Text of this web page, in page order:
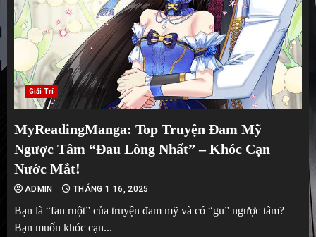
Giải Trí
MyReadingManga: Top Truyện Đam Mỹ
Ngược Tâm “Đau Lòng Nhất” – Khóc Cạn
Nước Mắt!
ADMIN THÁNG 1 16, 2025
Bạn là “fan ruột” của truyện đam mỹ và có “gu” ngược tâm?
Bạn muốn khóc cạn...